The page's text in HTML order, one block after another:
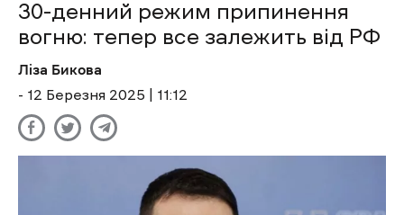
30-денний режим припинення
вогню: тепер все залежить від РФ
Ліза Бикова
- 12 Березня 2025 | 11:12